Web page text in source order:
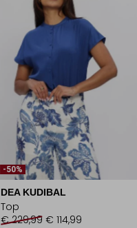
-50%
DEA KUDIBAL
Top
€ 229,99 € 114,99